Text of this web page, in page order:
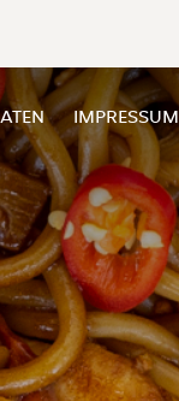
IMPRESSUM